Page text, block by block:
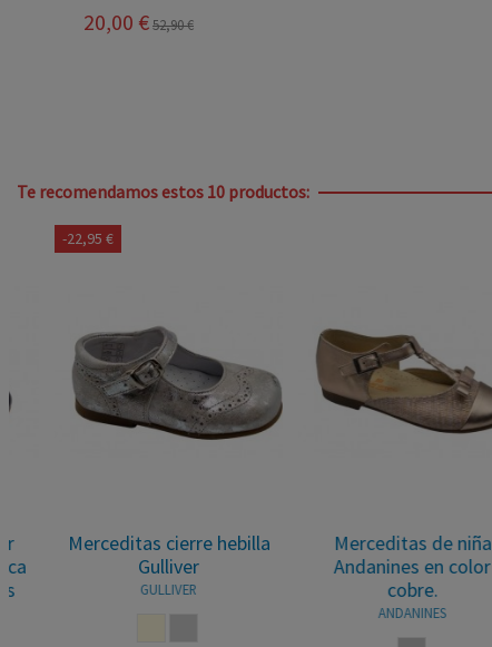
20,00 €52,90 €
Te recomendamos estos 10 productos:
-22,95 €
Merceditas cierre hebilla
Gulliver
GULLIVER
Merceditas de niña
Andanines en color
cobre.
ANDANINES